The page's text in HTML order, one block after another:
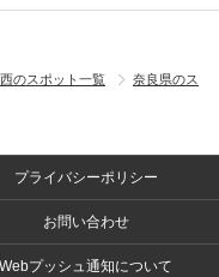
のスポット一覧
奈良県のス
プライバシーポリシー
お問い合わせ
Webプッシュ通知について